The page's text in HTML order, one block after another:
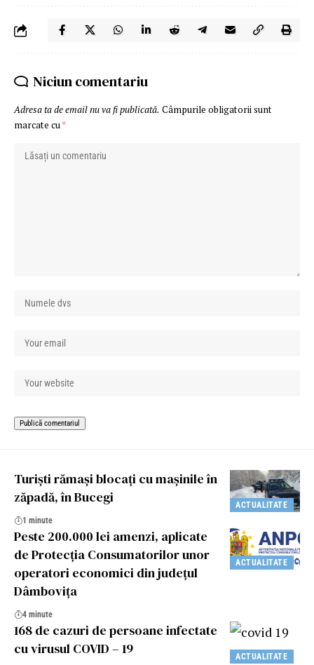
Niciun comentariu
Adresa ta de email nu va fi publicată. Câmpurile obligatorii sunt
marcate cu *
ACTUALITATE
Turiști rămași blocați cu mașinile în
zăpadă, în Bucegi
1 minute
ACTUALITATE
Peste 200.000 lei amenzi, aplicate
de Protecția Consumatorilor unor
operatori economici din județul
Dâmbovița
4 minute
ACTUALITATE
168 de cazuri de persoane infectate
cu virusul COVID – 19